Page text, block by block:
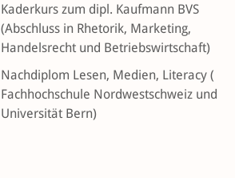
Kaderkurs zum dipl. Kaufmann BVS
(Abschluss in Rhetorik, Marketing,
Handelsrecht und Betriebswirtschaft)
Nachdiplom Lesen, Medien, Literacy (
Fachhochschule Nordwestschweiz und
Universität Bern)